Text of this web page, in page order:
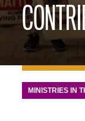
MINISTRIES IN